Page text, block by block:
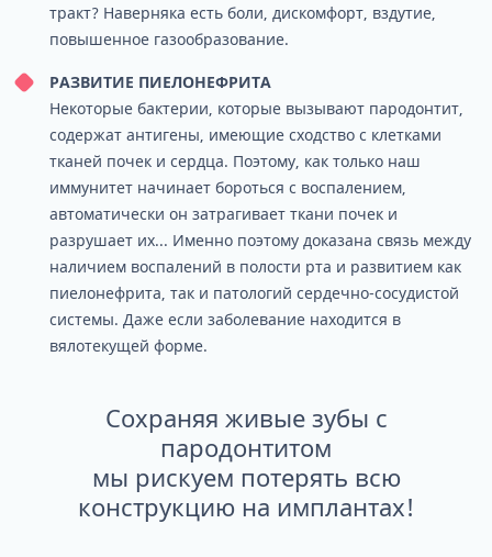
тракт? Наверняка есть боли, дискомфорт, вздутие,
повышенное газообразование.
РАЗВИТИЕ ПИЕЛОНЕФРИТА
Некоторые бактерии, которые вызывают пародонтит,
содержат антигены, имеющие сходство с клетками
тканей почек и сердца. Поэтому, как только наш
иммунитет начинает бороться с воспалением,
автоматически он затрагивает ткани почек и
разрушает их... Именно поэтому доказана связь между
наличием воспалений в полости рта и развитием как
пиелонефрита, так и патологий сердечно-сосудистой
системы. Даже если заболевание находится в
вялотекущей форме.
Сохраняя живые зубы с
пародонтитом
мы рискуем потерять всю
конструкцию на имплантах!